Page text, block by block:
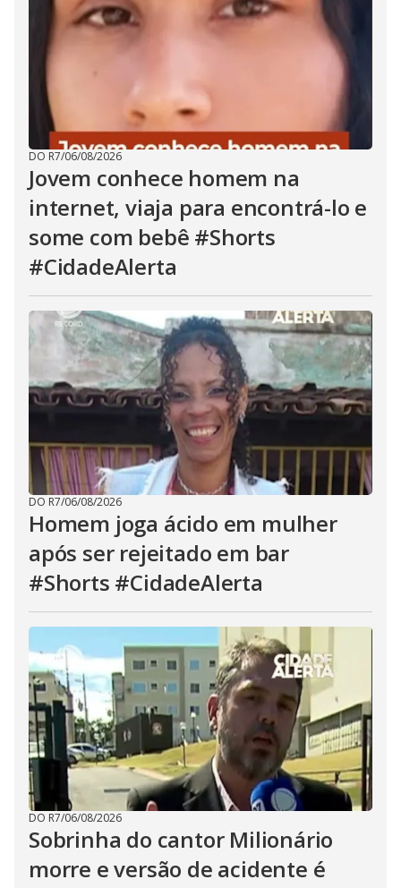
DO R7/06/08/2026
Jovem conhece homem na
internet, viaja para encontrá-lo e
some com bebê #Shorts
#CidadeAlerta
DO R7/06/08/2026
Homem joga ácido em mulher
após ser rejeitado em bar
#Shorts #CidadeAlerta
DO R7/06/08/2026
Sobrinha do cantor Milionário
morre e versão de acidente é